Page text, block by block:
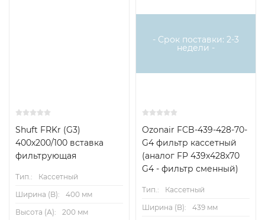
Shuft FRKr (G3)
400х200/100 вставка
фильтрующая
Тип.:
Кассетный
Ширина (B):
400 мм
Высота (А):
200 мм
- Срок поставки: 2-3
недели -
Ozonair FCB-439-428-70-
G4 фильтр кассетный
(аналог FP 439х428х70
G4 - фильтр сменный)
Тип.:
Кассетный
Ширина (B):
439 мм